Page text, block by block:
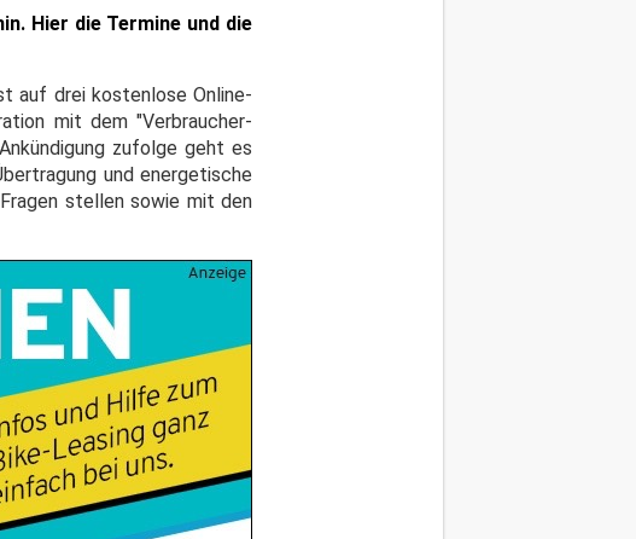
Hier die Termine und die
auf drei kostenlose Online-
mit dem "Verbraucher-
zufolge geht es
und energetische
stellen sowie mit den